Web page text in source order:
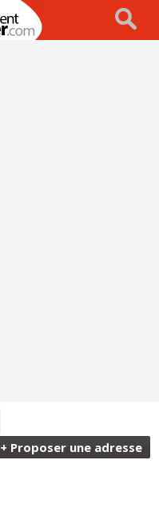
+ Proposer une adresse